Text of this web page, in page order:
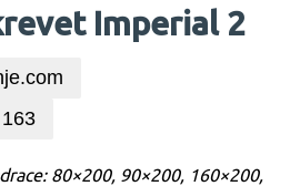
Imperial 2
80×200, 90×200, 160×200,